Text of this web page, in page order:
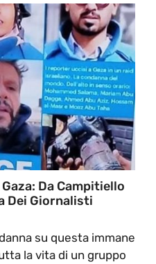
Da Campitiello
Dei Giornalisti
su questa immane
la vita di un gruppo